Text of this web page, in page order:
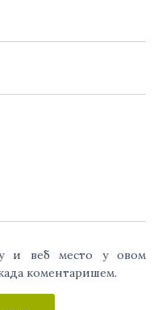
и веб место у овом
коментаришем.